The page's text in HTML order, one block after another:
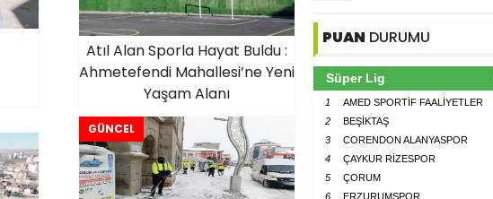
Atıl Alan Sporla Hayat Buldu :
Ahmetefendi Mahallesi’ne Yeni
Yaşam Alanı
GÜNCEL
PUAN DURUMU
Süper Lig
1 AMED SPORTİF FAALİYETLER
2
BEŞİKTAŞ
3
CORENDON ALANYASPOR
4
ÇAYKUR RİZESPOR
5
ÇORUM
6
ERZURUMSPOR